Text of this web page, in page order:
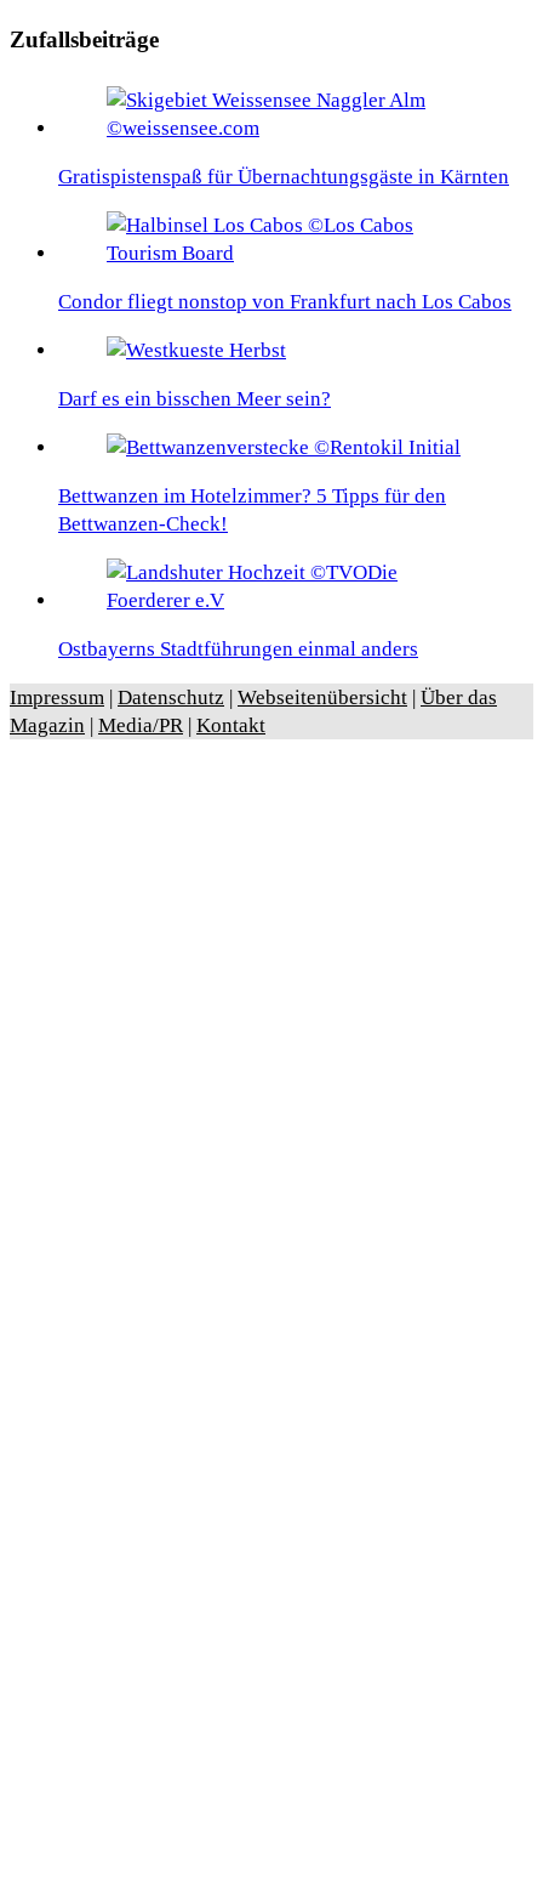
Zufallsbeiträge
Gratispistenspaß für Übernachtungsgäste in Kärnten
Condor fliegt nonstop von Frankfurt nach Los Cabos
Darf es ein bisschen Meer sein?
Bettwanzen im Hotelzimmer? 5 Tipps für den
Bettwanzen-Check!
Ostbayerns Stadtführungen einmal anders
Impressum Datenschutz Webseitenübersicht Über das
Magazin
Media/PR| Kontakt